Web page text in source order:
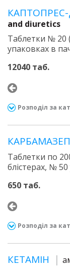
and diuretics
Таблетки № 20
упаковках в
12040 таб.
Розподіл за
Таблетки по
блістерах, №
650 таб.
Розподіл за
КЕТАМІН